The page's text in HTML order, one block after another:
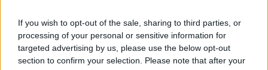
If you wish to opt-out of the sale, sharing to third parties, or
processing of your personal or sensitive information for
targeted advertising by us, please use the below opt-out
section to confirm your selection. Please note that after your
ΔΕΙΤΕ ΟΛΑ ΤΑ GAMES